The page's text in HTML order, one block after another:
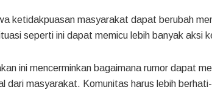
ketidakpuasan masyarakat dapat berubah
seperti ini dapat memicu lebih banyak aksi
ini mencerminkan bagaimana rumor dapat
dari masyarakat. Komunitas harus lebih